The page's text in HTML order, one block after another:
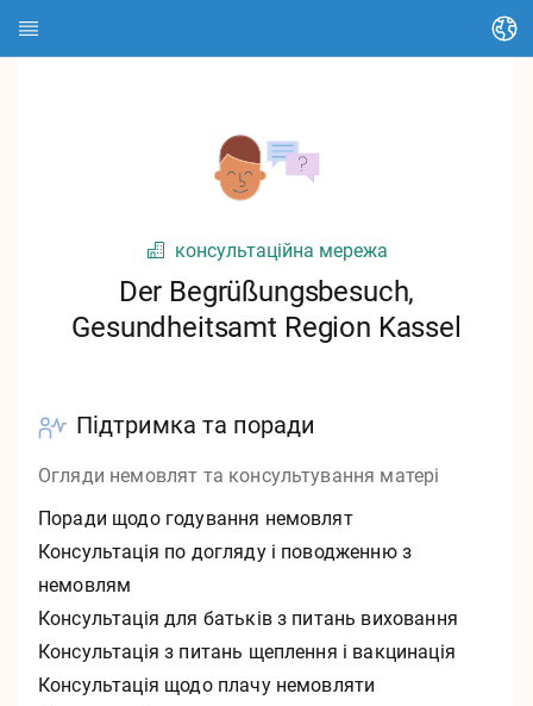
Пошук контактів
Контакти
Захист даних
консультаційна мережа
Der Begrüßungsbesuch,
Gesundheitsamt Region Kassel
Підтримка та поради
Огляди немовлят та консультування матері
Поради щодо годування немовлят
Консультація по догляду і поводженню з
немовлям
Консультація для батьків з питань виховання
Консультація з питань щеплення і вакцинація
Консультація щодо плачу немовляти